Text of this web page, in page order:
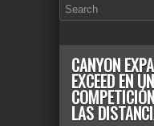
CANYON
EXCEED EN
LAS